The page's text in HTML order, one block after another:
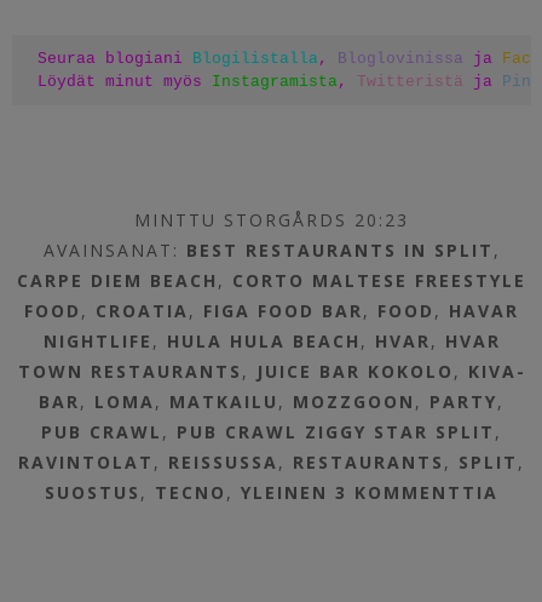
Seuraa blogiani Blogilistalla, Bloglovinissa ja
Löydät minut myös Instagramista, Twitteristä ja
MINTTU STORGÅRDS 20:23
AVAINSANAT: BEST RESTAURANTS IN SPLIT ,
CARPE DIEM BEACH , CORTO MALTESE FREESTYLE
FOOD , CROATIA, FIGA FOOD BAR, FOOD , HAVAR
NIGHTLIFE , HULA HULA BEACH , HVAR, HVAR
TOWN RESTAURANTS , JUICE BAR KOKOLO , KIVA-
BAR, LOMA, MATKAILU , MOZZGOON , PARTY,
PUB CRAWL , PUB CRAWL ZIGGY STAR SPLIT ,
RAVINTOLAT , REISSUSSA, RESTAURANTS , SPLIT ,
SUOSTUS , TECNO ,YLEINEN 3 KOMMENTTIA